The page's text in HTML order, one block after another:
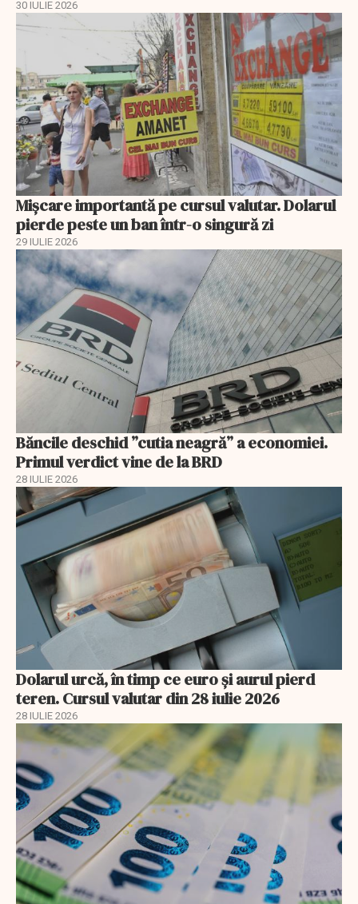
30 IULIE 2026
Mișcare importantă pe cursul valutar. Dolarul
pierde peste un ban într-o singură zi
29 IULIE 2026
Băncile deschid ”cutia neagră” a economiei.
Primul verdict vine de la BRD
28 IULIE 2026
Dolarul urcă, în timp ce euro și aurul pierd
teren. Cursul valutar din 28 iulie 2026
28 IULIE 2026